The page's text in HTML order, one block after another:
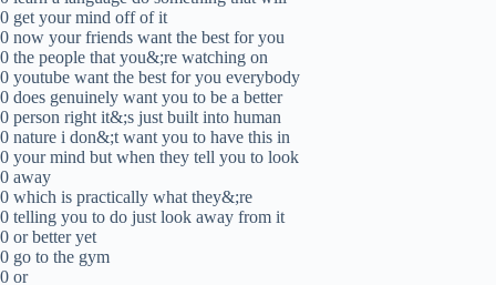
0 get your mind off of it
0 now your friends want the best for you
0 the people that you&;re watching on
0 youtube want the best for you everybody
0 does genuinely want you to be a better
0 person right it&;s just built into human
0 nature i don&;t want you to have this in
0 your mind but when they tell you to look
0 away
0 which is practically what they&;re
0 telling you to do just look away from it
0 or better yet
0 go to the gym
0 or